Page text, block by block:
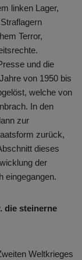
linken Lager,
Terror,
und die
von 1950 bis
welche von
In den
zur
zurück,
dieses
der
eingegangen.
die steinerne
Weltkrieges